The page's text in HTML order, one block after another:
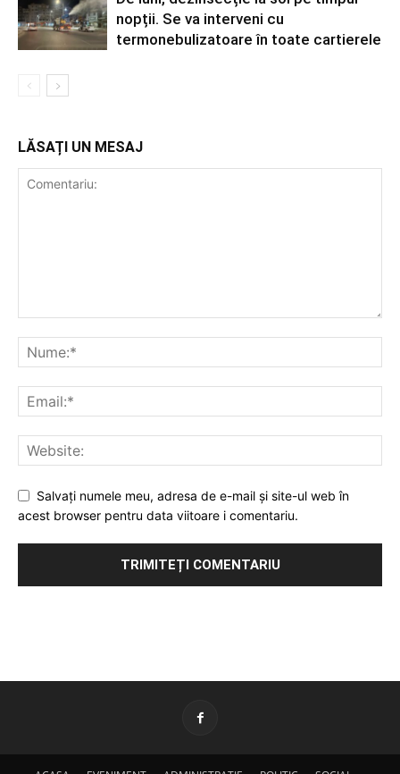
nopții. Se va interveni cu
termonebulizatoare în toate cartierele
LĂSAȚI UN MESAJ
Salvați numele meu, adresa de e-mail și site-ul web în
acest browser pentru data viitoare i comentariu.